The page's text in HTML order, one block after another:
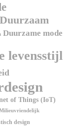
Duurzaam
Duurzame mode
levensstijl
of Things (IoT)
design